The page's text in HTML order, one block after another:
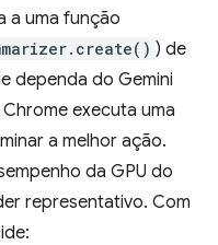
a uma função
) de
dependa do Gemini
executa uma
a melhor ação.
da GPU do
representativo. Com